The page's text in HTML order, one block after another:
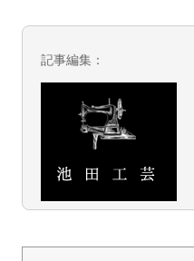
記事編集：